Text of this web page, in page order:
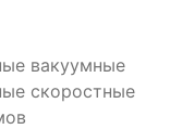
вакуумные
скоростные